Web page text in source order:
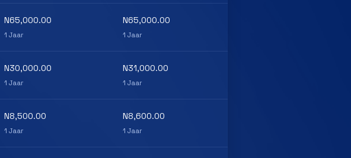
N65,000.00
1 Jaar
N65,000.00
1 Jaar
N30,000.00
1 Jaar
N31,000.00
1 Jaar
N8,500.00
1 Jaar
N8,600.00
1 Jaar